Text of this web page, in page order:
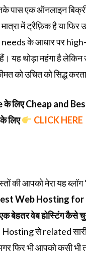
पास एक ऑनलाइन
में ट्रैफ़िक है या फिर
के आधार पर
यह थोड़ा महंगा है
को उचित को सिद्ध
लिए Cheap and
लिए
CLICK HERE
की आपको मेरा यह ब्लॉग
Web Hosting for
बेहतर वेब होस्टिंग कैसे
Hosting से related सारी
फिर भी आपको कसी भी